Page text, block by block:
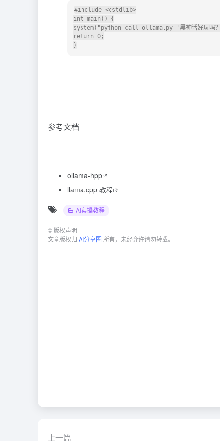
#include <cstdlib>
int main() {
system("python call_ollama.py '黑神话好玩
return 0;
参考文档
ollama-hpp
llama.cpp 教程
AI实操教程
© 版权声明
文章版权归 AI分享圈 所有，未经允许请勿转载。
上一篇